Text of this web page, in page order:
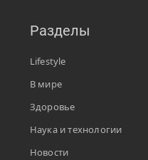
Разделы
Lifestyle
В мире
Здоровье
Наука и технологии
Новости